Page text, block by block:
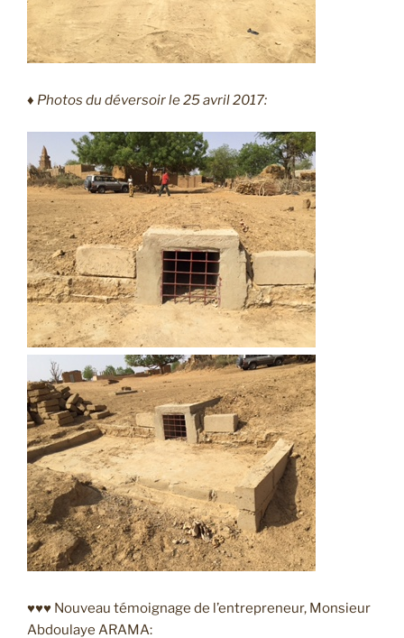
♦ Photos du déversoir le 25 avril 2017:
♥♥♥ Nouveau témoignage de l’entrepreneur, Monsieur
Abdoulaye ARAMA: